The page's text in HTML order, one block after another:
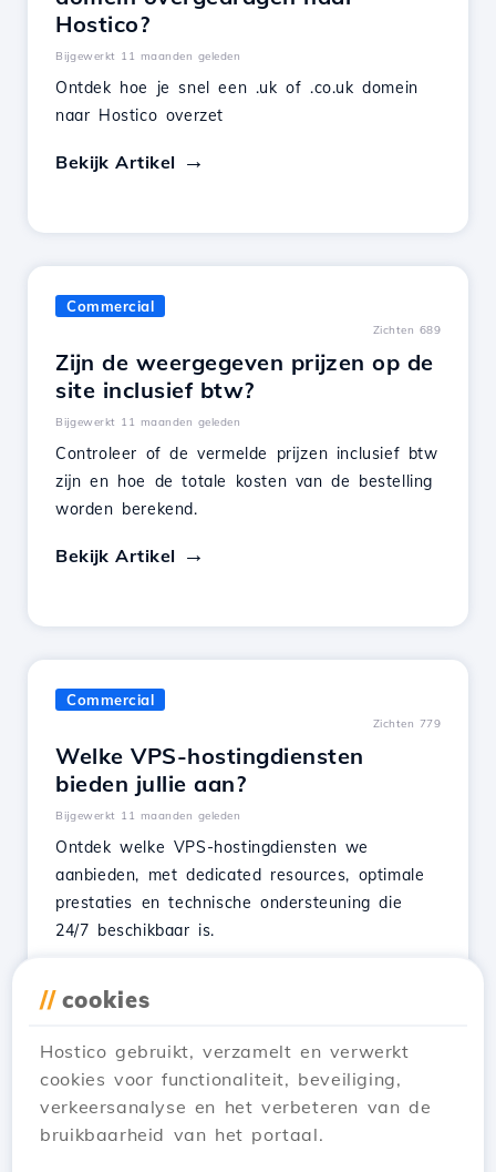
Hostico?
Bijgewerkt 11 maanden geleden
Ontdek hoe je snel een .uk of .co.uk domein
naar Hostico overzet
Bekijk Artikel
Commercial
Zichten 689
Zijn de weergegeven prijzen op de
site inclusief btw?
Bijgewerkt 11 maanden geleden
Controleer of de vermelde prijzen inclusief btw
zijn en hoe de totale kosten van de bestelling
worden berekend.
Bekijk Artikel
Commercial
Zichten 779
Welke VPS-hostingdiensten
bieden jullie aan?
Bijgewerkt 11 maanden geleden
Ontdek welke VPS-hostingdiensten we
aanbieden, met dedicated resources, optimale
prestaties en technische ondersteuning die
24/7 beschikbaar is.
← Vorige 1 2 3 4
// cookies
Hostico gebruikt, verzamelt en verwerkt
cookies voor functionaliteit, beveiliging,
verkeersanalyse en het verbeteren van de
bruikbaarheid van het portaal.